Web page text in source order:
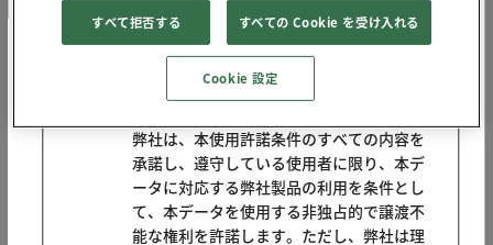
本使用許諾の諸条件を承諾したものとします。
弊社は、本使用許諾条件のすべての内容を
承諾し、遵守している使用者に限り、本デ
ータに対応する弊社製品の利用を条件とし
て、本データを使用する非独占的で譲渡不
能な権利を許諾します。ただし、弊社は理
すべて拒否する すべての Cookie を受け入れる
Cookie 設定